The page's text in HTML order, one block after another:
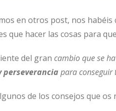
en otros post, nos
que hacer las cosas para
del gran cambio que se
perseverancia para conseguir
de los consejos que os